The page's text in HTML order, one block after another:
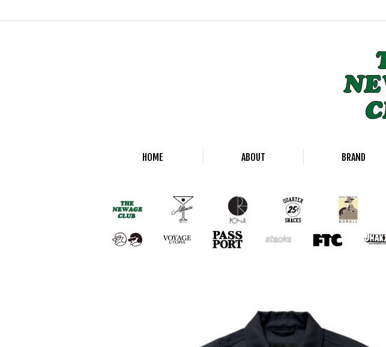
HOME ABOUT BRAND